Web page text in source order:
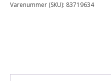
antal
Varenummer (SKU): 83719634